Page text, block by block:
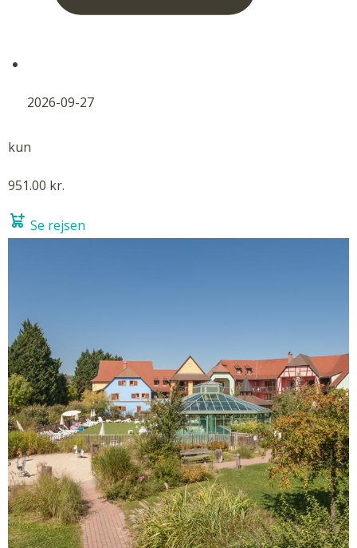
2026-09-27
kun
951.00 kr.
Se rejsen